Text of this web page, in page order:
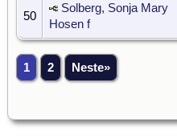
50
Solberg, Sonja Mary
Hosen f
1 2 Neste»